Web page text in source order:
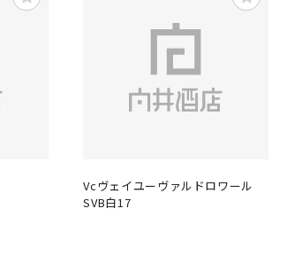
Vcヴェイユーヴァルドロワール
SVB白17